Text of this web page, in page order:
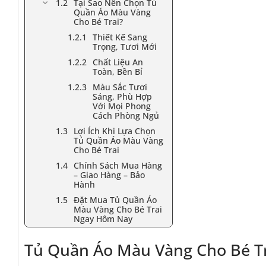
Tại Sao Nên Chọn Tủ
Quần Áo Màu Vàng
Cho Bé Trai?
Thiết Kế Sang
Trọng, Tươi Mới
Chất Liệu An
Toàn, Bền Bỉ
Màu Sắc Tươi
Sáng, Phù Hợp
Với Mọi Phong
Cách Phòng Ngủ
Lợi Ích Khi Lựa Chọn
Tủ Quần Áo Màu Vàng
Cho Bé Trai
Chính Sách Mua Hàng
– Giao Hàng – Bảo
Hành
Đặt Mua Tủ Quần Áo
Màu Vàng Cho Bé Trai
Ngay Hôm Nay
Tủ Quần Áo Màu Vàng Cho Bé